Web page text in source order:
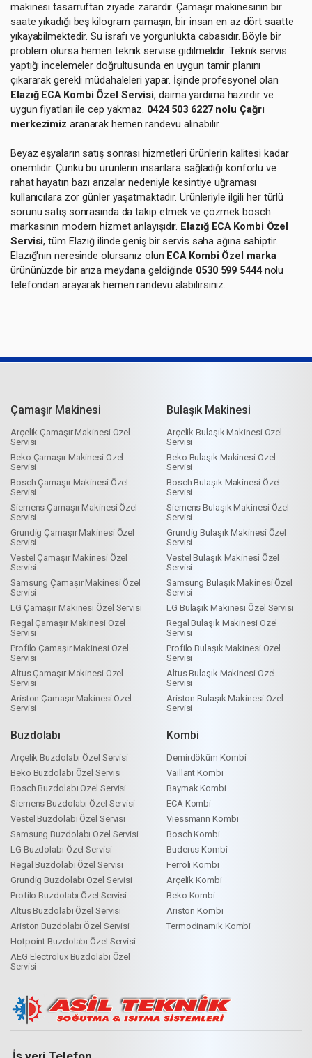
makinesi tasarruftan ziyade zarardır. Çamaşır makinesinin bir
saate yıkadığı beş kilogram çamaşırı, bir insan en az dört saatte
yıkayabilmektedir. Su israfı ve yorgunlukta cabasıdır. Böyle bir
problem olursa hemen teknik servise gidilmelidir. Teknik servis
yaptığı incelemeler doğrultusunda en uygun tamir planını
çıkararak gerekli müdahaleleri yapar. İşinde profesyonel olan
Elazığ ECA Kombi Özel Servisi, daima yardıma hazırdır ve
uygun fiyatları ile cep yakmaz. 0424 503 6227 nolu Çağrı
merkezimiz aranarak hemen randevu alınabilir.
Beyaz eşyaların satış sonrası hizmetleri ürünlerin kalitesi kadar
önemlidir. Çünkü bu ürünlerin insanlara sağladığı konforlu ve
rahat hayatın bazı arızalar nedeniyle kesintiye uğraması
kullanıcılara zor günler yaşatmaktadır. Ürünleriyle ilgili her türlü
sorunu satış sonrasında da takip etmek ve çözmek bosch
markasının modern hizmet anlayışıdır. Elazığ ECA Kombi Özel
Servisi, tüm Elazığ ilinde geniş bir servis saha ağına sahiptir.
Elazığ'nın neresinde olursanız olun ECA Kombi Özel marka
ürününüzde bir arıza meydana geldiğinde 0530 599 5444nolu
telefondan arayarak hemen randevu alabilirsiniz.
Çamaşır Makinesi
Arçelik Çamaşır Makinesi Özel
Servisi
Beko Çamaşır Makinesi Özel
Servisi
Bosch Çamaşır Makinesi Özel
Servisi
Siemens Çamaşır Makinesi Özel
Servisi
Grundig Çamaşır Makinesi Özel
Servisi
Vestel Çamaşır Makinesi Özel
Servisi
Samsung Çamaşır Makinesi Özel
Servisi
LG Çamaşır Makinesi Özel Servisi
Regal Çamaşır Makinesi Özel
Servisi
Profilo Çamaşır Makinesi Özel
Servisi
Altus Çamaşır Makinesi Özel
Servisi
Ariston Çamaşır Makinesi Özel
Servisi
Bulaşık Makinesi
Arçelik Bulaşık Makinesi Özel
Servisi
Beko Bulaşık Makinesi Özel
Servisi
Bosch Bulaşık Makinesi Özel
Servisi
Siemens Bulaşık Makinesi Özel
Servisi
Grundig Bulaşık Makinesi Özel
Servisi
Vestel Bulaşık Makinesi Özel
Servisi
Samsung Bulaşık Makinesi Özel
Servisi
LG Bulaşık Makinesi Özel Servisi
Regal Bulaşık Makinesi Özel
Servisi
Profilo Bulaşık Makinesi Özel
Servisi
Altus Bulaşık Makinesi Özel
Servisi
Ariston Bulaşık Makinesi Özel
Servisi
Buzdolabı
Arçelik Buzdolabı Özel Servisi
Beko Buzdolabı Özel Servisi
Bosch Buzdolabı Özel Servisi
Siemens Buzdolabı Özel Servisi
Vestel Buzdolabı Özel Servisi
Samsung Buzdolabı Özel Servisi
LG Buzdolabı Özel Servisi
Regal Buzdolabı Özel Servisi
Grundig Buzdolabı Özel Servisi
Profilo Buzdolabı Özel Servisi
Altus Buzdolabı Özel Servisi
Ariston Buzdolabı Özel Servisi
Hotpoint Buzdolabı Özel Servisi
AEG Electrolux Buzdolabı Özel
Servisi
Kombi
Demirdöküm Kombi
Vaillant Kombi
Baymak Kombi
ECA Kombi
Viessmann Kombi
Bosch Kombi
Buderus Kombi
Ferroli Kombi
Arçelik Kombi
Beko Kombi
Ariston Kombi
Termodinamik Kombi